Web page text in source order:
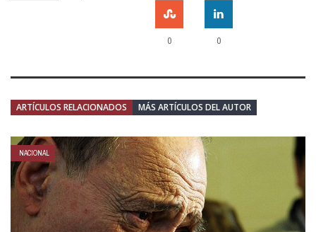
0 0
ARTÍCULOS RELACIONADOS MÁS ARTÍCULOS DEL AUTOR
NACIONAL